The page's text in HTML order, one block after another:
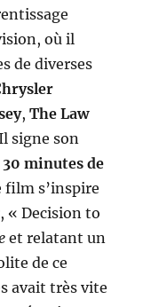
où il
de diverses
,The Law
signe son
30 minutes de
film s’inspire
« Decision to
et relatant un
de ce
avait très vite